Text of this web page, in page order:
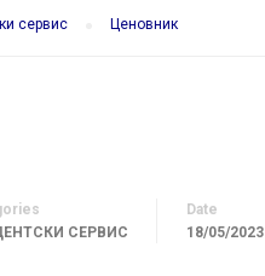
сервис Ценовник
СЕРВИС
Date
18/05/2023